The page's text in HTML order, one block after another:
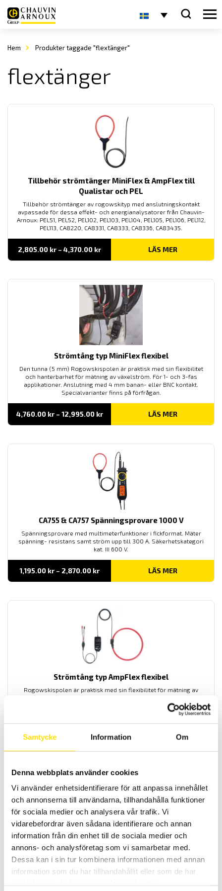
Samtycke Information Om
Denna webbplats använder cookies
Vi använder enhetsidentifierare för att anpassa innehållet
och annonserna till användarna, tillhandahålla funktioner
för sociala medier och analysera vår trafik. Vi
vidarebefordrar även sådana identifierare och annan
information från din enhet till de sociala medier och
annons- och analysföretag som vi samarbetar med.
Dessa kan i sin tur kombinera informationen med annan
information som du har tillhandahållit eller som de har
Hem Produkter taggade "flextänger"
flextänger
Tillbehör strömtänger MiniFlex & AmpFlex till
Qualistar och PEL
Tillbehör strömtänger av rogowskityp med anslutningskontakt
avpassade för dessa effekt- och energianalysatorer från Chauvin-
Arnoux: PEL51, PEL52, PEL102, PEL103, PEL104, PEL105, PEL106, PEL112,
PEL113, CA8220, CA8331, CA8333, CA8336, CA83435.
2,805.00 kr – 4,370.00 krPrisintervall:
till
LÄS MER
Strömtång typ MiniFlex flexibel
Den tunna (5 mm) Rogowskispolen är praktisk med sin flexibilitet
och hanterbarhet för mätning av växelström. För 1- och 3-fas
applikationer. Anslutning med 4 mm banan- eller BNC kontakt.
Specialvarianter finns på förfrågan.
4,760.00 kr – 12,995.00 krPrisintervall:
till
LÄS MER
CA755 & CA757 Spänningsprovare 1000 V
Spänningsprovare med multimeterfunktioner i fickformat. Mäter
spänning- resistans samt ström upp till 300 A. Säkerhetskategori
kat. III 600 V.
1,195.00 kr – 2,870.00 krPrisintervall:
till
LÄS MER
Strömtång typ AmpFlex flexibel
Rogowskispolen är praktisk med sin flexibilitet för mätning av
Anslutning med 4 mm banan eller BNC kontakt. Andra
specialvarianter med bland annat 4-20 mA utgång finns på
5,370.00
Prisintervall:
5,370.00 kr
Tillbehör strömtänger fasta modeller till Qualistar
och PEL
Tillbehör strömtänger med anslutningskontakt avpassade för
PEL52, PEL102, PEL103, PEL104, PEL105, PEL106, PEL112, PEL113, PEL115,